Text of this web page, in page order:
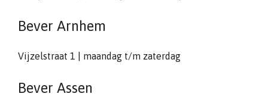
Bever Arnhem
Vijzelstraat 1 | maandag t/m zaterdag
Bever Assen